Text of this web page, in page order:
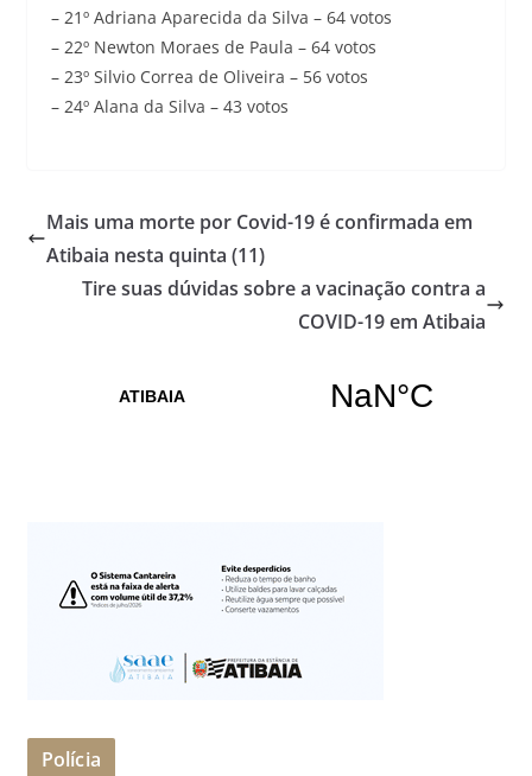
– 21º Adriana Aparecida da Silva – 64 votos
– 22º Newton Moraes de Paula – 64 votos
– 23º Silvio Correa de Oliveira – 56 votos
– 24º Alana da Silva – 43 votos
Mais uma morte por Covid-19 é confirmada em
Atibaia nesta quinta (11)
Tire suas dúvidas sobre a vacinação contra a
COVID-19 em Atibaia
Polícia